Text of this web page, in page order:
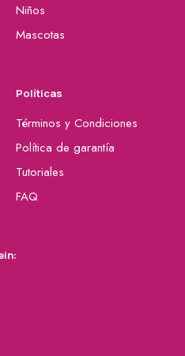
Niños
Mascotas
Políticas
Términos y Condiciones
Política de garantía
Tutoriales
FAQ